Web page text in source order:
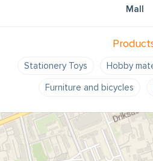
Mall
Stationery Toys
Hobby
Furniture and bicycles